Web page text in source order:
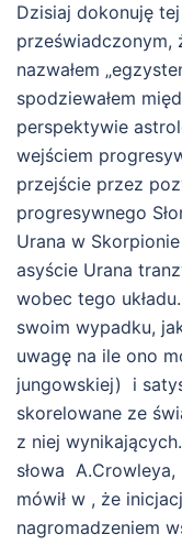
Dzisiaj dokonuję
przeświadczonym,
nazwałem
spodziewałem
perspektywie
wejściem
przejście przez
progresywnego
Urana w
asyście Urana
wobec tego
swoim wypadku,
uwagę na ile ono
jungowskiej) i
skorelowane ze
z niej
słowa
mówił w , że
nagromadzeniem